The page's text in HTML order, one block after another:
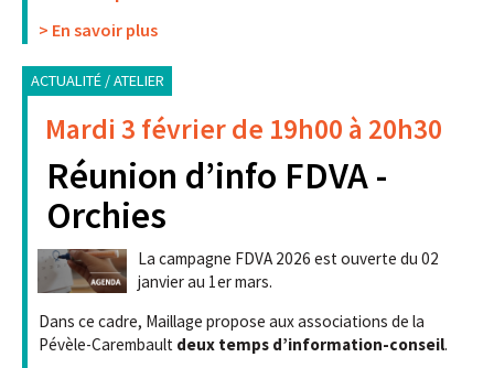
> En savoir plus
ACTUALITÉ / ATELIER
Mardi 3 février de 19h00 à 20h30
Réunion d’info FDVA -
Orchies
La campagne FDVA 2026 est ouverte du 02
janvier au 1er mars.
Dans ce cadre, Maillage propose aux associations de la
Pévèle-Carembault deux temps d’information-conseil.